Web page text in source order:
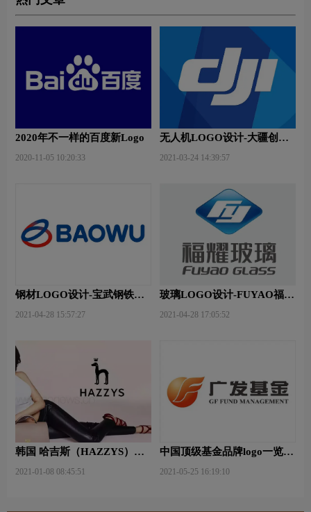
2020年不一样的百度新Logo
2020-11-05 10:20:33
无人机LOGO设计-大疆创新
2021-03-24 14:39:57
钢材LOGO设计-宝武钢铁品
2021-04-28 15:57:27
玻璃LOGO设计-FUYAO福耀
2021-04-28 17:05:52
韩国 哈吉斯（HAZZYS）品
2021-01-08 08:45:51
中国顶级基金品牌logo一览：
2021-05-25 16:19:10